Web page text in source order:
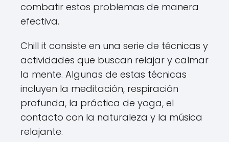
combatir estos problemas de manera
efectiva.
Chill it consiste en una serie de técnicas y
actividades que buscan relajar y calmar
la mente. Algunas de estas técnicas
incluyen la meditación, respiración
profunda, la práctica de yoga, el
contacto con la naturaleza y la música
relajante.